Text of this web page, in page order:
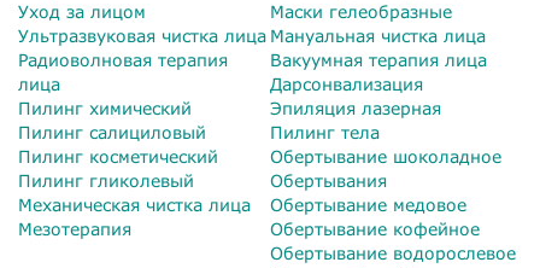
Уход за лицом
Ультразвуковая чистка лица
Радиоволновая терапия
лица
Пилинг химический
Пилинг салициловый
Пилинг косметический
Пилинг гликолевый
Механическая чистка лица
Мезотерапия
Маски гелеобразные
Мануальная чистка лица
Вакуумная терапия лица
Дарсонвализация
Эпиляция лазерная
Пилинг тела
Обертывание шоколадное
Обертывания
Обертывание медовое
Обертывание кофейное
Обертывание водорослевое